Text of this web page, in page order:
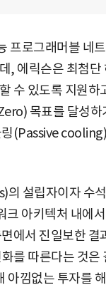
프로그래머블 네
, 에릭슨은 최첨단
수 있도록 지원하
목표를 달성하
링(Passive
설립자이자 수
아키텍처 내에
에서 진일보한 결
를 따른다는 것은
아낌없는 투자를